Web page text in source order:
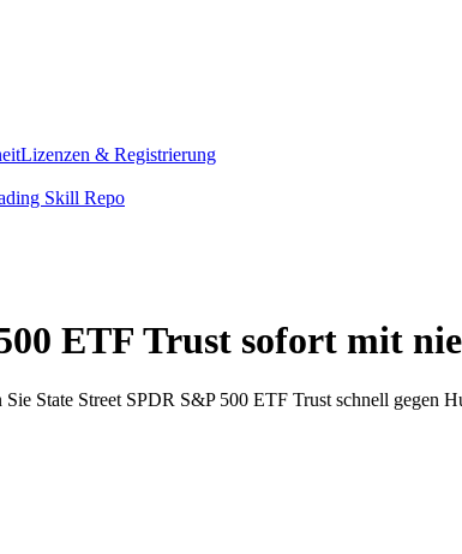
Lizenzen & Registrierung
Skill Repo
ETF Trust sofort mit
State Street SPDR S&P 500 ETF Trust schnell gegen